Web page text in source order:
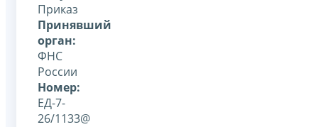
Приказ
Принявший
орган:
ФНС
России
Номер:
ЕД-7-
26/1133@